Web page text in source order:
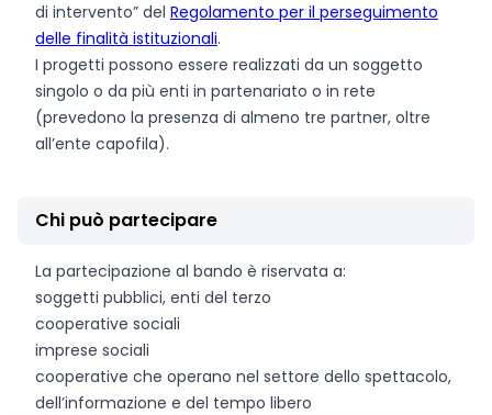
di intervento” del Regolamento per il perseguimento
delle finalità istituzionali.
I progetti possono essere realizzati da un soggetto
singolo o da più enti in partenariato o in rete
(prevedono la presenza di almeno tre partner, oltre
all’ente capofila).
Chi può partecipare
La partecipazione al bando è riservata a:
soggetti pubblici, enti del terzo
cooperative sociali
imprese sociali
cooperative che operano nel settore dello spettacolo,
dell’informazione e del tempo libero